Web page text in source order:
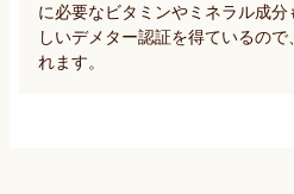
に必要なビタミンやミネラル成
しいデメター認証を得ているの
れます。